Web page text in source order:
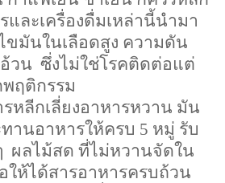
และเครื่องดื่มเหล่านี้นำมา
ขมันในเลือดสูง ความดัน
วน ซึ่งไม่ใช่โรคติดต่อแต่
พฤติกรรม
กเลี่ยงอาหารหวาน มัน
านอาหารให้ครบ 5 หมู่ รับ
ผลไม้สด ที่ไม่หวานจัดใน
ห้ได้สารอาหารครบถ้วน